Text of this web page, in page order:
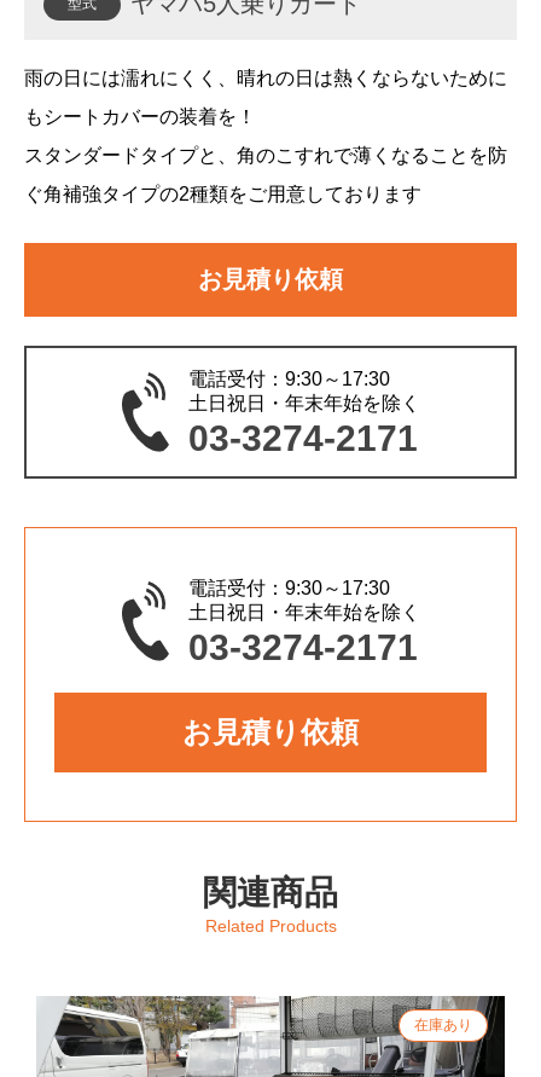
型式
雨の日には濡れにくく、晴れの日は熱くならないために
もシートカバーの装着を！
スタンダードタイプと、角のこすれで薄くなることを防
ぐ角補強タイプの2種類をご用意しております
お見積り依頼
電話受付：9:30～17:30
土日祝日・年末年始を除く
03-3274-2171
電話受付：9:30～17:30
土日祝日・年末年始を除く
03-3274-2171
お見積り依頼
関連商品
Related Products